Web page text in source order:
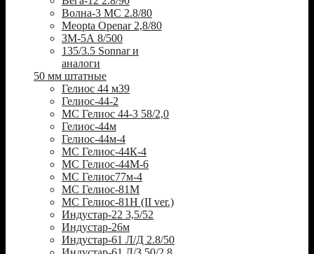
Волна-3 МС 2.8/80
Meopta Openar 2,8/80
ЗМ-5А 8/500
135/3.5 Sonnar и
аналоги
50 мм штатные
Гелиос 44 м39
Гелиос-44-2
МС Гелиос 44-3 58/2,0
Гелиос-44м
Гелиос-44м-4
МС Гелиос-44К-4
МС Гелиос-44М-6
МС Гелиос77м-4
МС Гелиос-81М
МС Гелиос-81Н (II ver.)
Индустар-22 3,5/52
Индустар-26м
Индустар-61 Л/Д 2.8/50